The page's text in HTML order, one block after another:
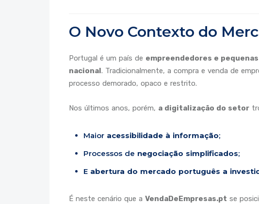
O Novo Contexto do
Portugal é um país de empreendedores e
nacional . Tradicionalmente, a compra e venda de
processo demorado, opaco e restrito.
Nos últimos anos, porém, a digitalização do setor
Maior acessibilidade à informação;
Processos de negociação simplificados;
E abertura do mercado português a
É neste cenário que a VendaDeEmpresas.pt se